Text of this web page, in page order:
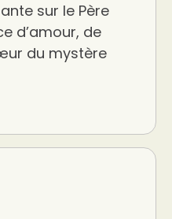
sur le Père
d’amour, de
du mystère